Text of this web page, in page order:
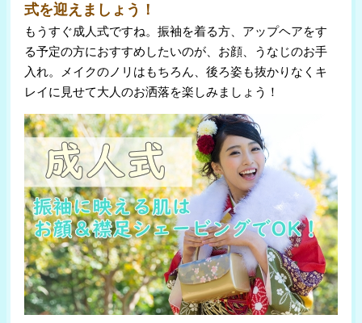
式を迎えましょう！
もうすぐ成人式ですね。振袖を着る方、アップヘアをす
る予定の方におすすめしたいのが、お顔、うなじのお手
入れ。メイクのノリはもちろん、後ろ姿も抜かりなくキ
レイに見せて大人のお洒落を楽しみましょう！